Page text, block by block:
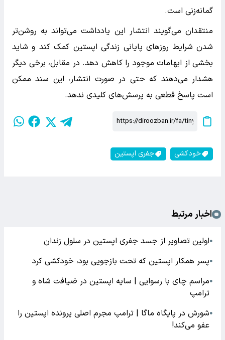
گمانه‌زنی است.
منتقدان می‌گویند انتشار این یادداشت می‌تواند به روشن‌تر
شدن شرایط روزهای پایانی زندگی اپستین کمک کند و شاید
بخشی از ابهامات موجود را کاهش دهد. در مقابل، برخی دیگر
هشدار می‌دهند که حتی در صورت انتشار، این سند ممکن
است پاسخ قطعی به پرسش‌های کلیدی ندهد.
خودکشی جفری اپستین
اخبار مرتبط
●اولین تصاویر از جسد جفری اپستین در سلول زندان
●پسر همکار اپستین که تحت بازجویی بود، خودکشی کرد
●مراسم چای با رسوایی | سایه اپستین در ضیافت شاه و
ترامپ
●شورش در پایگاه ماگا | ترامپ مجرم اصلی پرونده اپستین را
عفو می‌کند!